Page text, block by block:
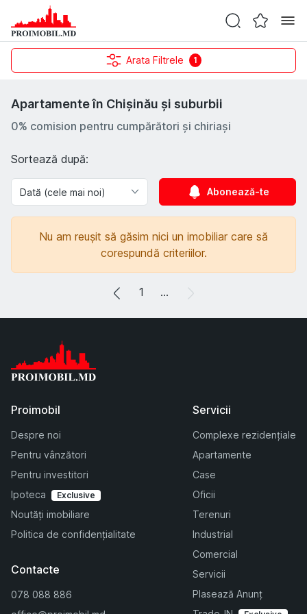
Arata Filtrele 1
Apartamente în Chișinău și suburbii
0% comision pentru cumpărători și chiriași
Sortează după:
Abonează-te
Nu am reușit să găsim nici un imobiliar care să
corespundă criteriilor.
1 ...
Proimobil
Despre noi
Pentru vânzători
Pentru investitori
Ipoteca
Exclusive
Noutăți imobiliare
Politica de confidențialitate
Servicii
Complexe rezidențiale
Apartamente
Case
Oficii
Terenuri
Industrial
Comercial
Servicii
Plasează Anunț
Contacte
078 088 886